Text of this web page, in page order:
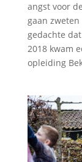
angst voor
gaan
gedachte
2018 kwam
opleiding